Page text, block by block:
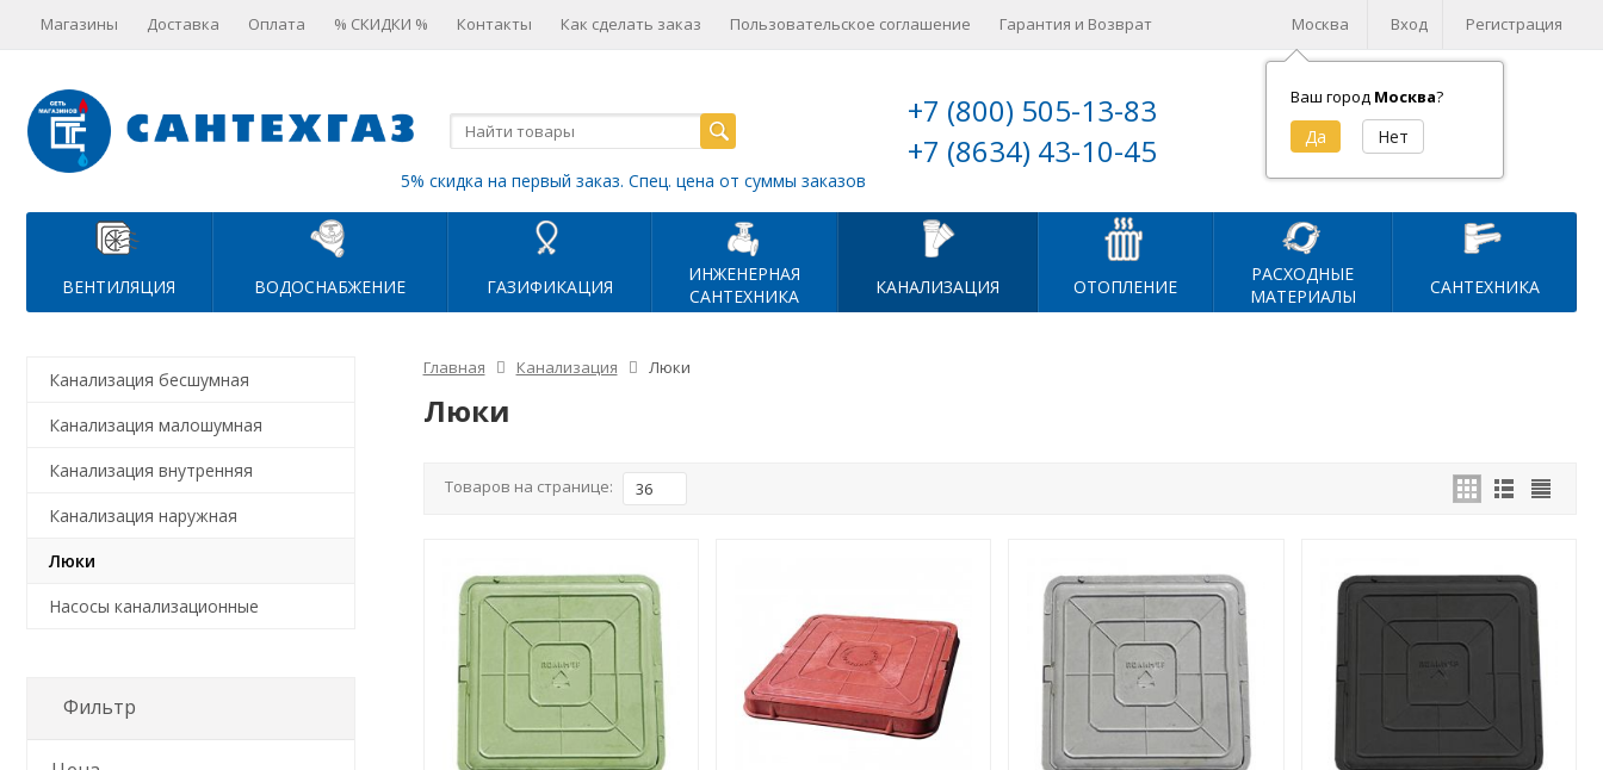
Москва
Ваш город Москва?
Вход Регистрация
Магазины Доставка Оплата % СКИДКИ % Контакты Как сделать заказ Пользовательское соглашение Гарантия и Возврат
+7 (800) 505-13-83
+7 (8634) 43-10-45
Корзина (
на сумму
5% скидка на первый заказ. Спец. цена от суммы заказов
ВЕНТИЛЯЦИЯ ВОДОСНАБЖЕНИЕ ГАЗИФИКАЦИЯ
ИНЖЕНЕРНАЯ
САНТЕХНИКА
КАНАЛИЗАЦИЯ ОТОПЛЕНИЕ
РАСХОДНЫЕ
МАТЕРИАЛЫ
САНТЕХНИКА
Главная Канализация Люки
Люки
Товаров на странице: 36
Канализация бесшумная
Канализация малошумная
Канализация внутренняя
Канализация наружная
Люки
Насосы канализационные
Фильтр